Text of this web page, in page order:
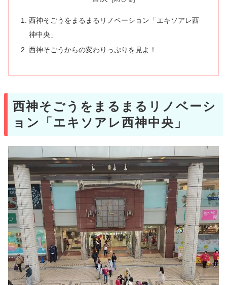
西神そごうをまるまるリノベーション「エキソアレ西
神中央」
西神そごうからの変わりっぷりを見よ！
西神そごうをまるまるリノベーシ
ョン「エキソアレ西神中央」